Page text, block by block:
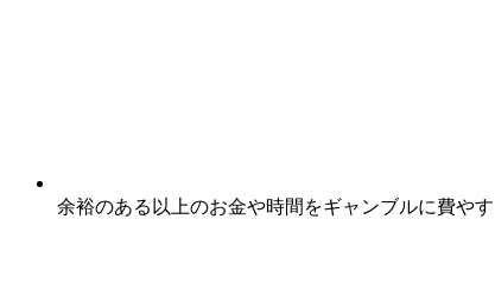
余裕のある以上のお金や時間をギャンブルに費やす